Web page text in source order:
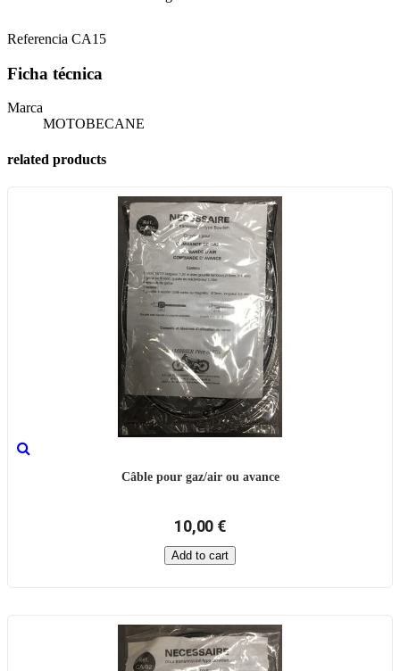
Referencia CA15
Ficha técnica
Marca
MOTOBECANE
related products
Câble pour gaz/air ou avance
10,00 €
Add to cart